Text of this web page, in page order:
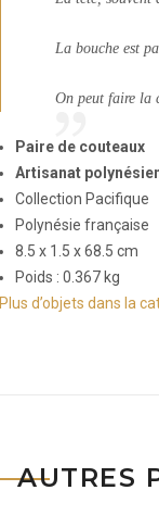
La bouche est
On peut faire la
Paire de couteaux
Artisanat
Collection Pacifique
Polynésie française
8.5 x 1.5 x 68.5 cm
Poids : 0.367 kg
Plus d’objets dans la
AUTRES